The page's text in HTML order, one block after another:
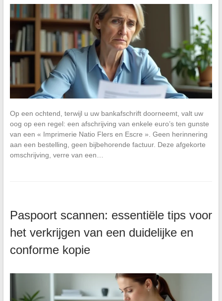
Op een ochtend, terwijl u uw bankafschrift doorneemt, valt uw
oog op een regel: een afschrijving van enkele euro’s ten gunste
van een « Imprimerie Natio Flers en Escre ». Geen herinnering
aan een bestelling, geen bijbehorende factuur. Deze afgekorte
omschrijving, verre van een…
Paspoort scannen: essentiële tips voor
het verkrijgen van een duidelijke en
conforme kopie